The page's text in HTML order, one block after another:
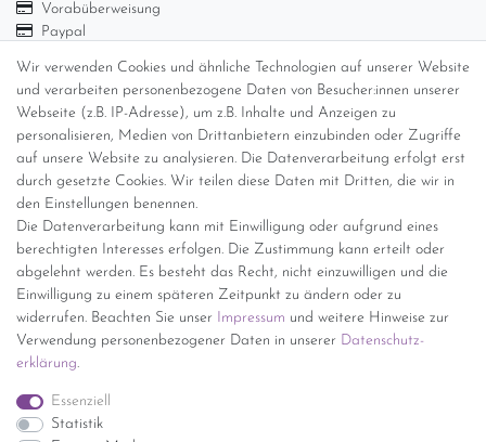
Wir verwenden Cookies und ähnliche Technologien auf unserer Website
und verarbeiten personenbezogene Daten von Besucher:innen unserer
Webseite (z.B. IP-Adresse), um z.B. Inhalte und Anzeigen zu
personalisieren, Medien von Drittanbietern einzubinden oder Zugriffe
auf unsere Website zu analysieren. Die Datenverarbeitung erfolgt erst
durch gesetzte Cookies. Wir teilen diese Daten mit Dritten, die wir in
den Einstellungen benennen.
Die Datenverarbeitung kann mit Einwilligung oder aufgrund eines
berechtigten Interesses erfolgen. Die Zustimmung kann erteilt oder
abgelehnt werden. Es besteht das Recht, nicht einzuwilligen und die
Einwilligung zu einem späteren Zeitpunkt zu ändern oder zu
widerrufen. Beachten Sie unser Impressum und weitere Hinweise zur
Verwendung personenbezogener Daten in unserer Daten­schutz­
erklärung.
Essenziell
Statistik
Vorabüberweisung
Paypal
Versandinformationen
Versand per GLS (6,90 Euro) oder DHL (8,49 Euro ) inkl. MwSt.
(innerhalb Deutschlands)
kostenfreie Lieferung ab 150 Euro Warenwert (innerhalb
Deutschlands)
Übersicht Internationale Versandkosten
Wir kaufen an
Sie haben zuviel Porzellan im Schrank? Gerne kaufen wir dieses an.
Einfach unverbindliches Angebot anfordern.
*Endpreis inkl. MwSt. (Dieser Artikel unterliegt gem. § 25a
UStG der Differenzbesteuerung, ein Ausweis der